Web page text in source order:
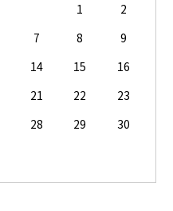
1
2
7 8
9
14 15
16
21 22
23
28 29
30